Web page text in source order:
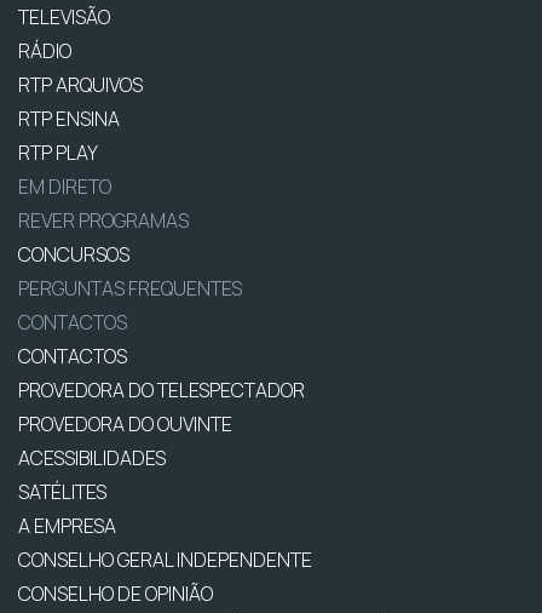
TELEVISÃO
RÁDIO
RTP ARQUIVOS
RTP ENSINA
RTP PLAY
EM DIRETO
REVER PROGRAMAS
CONCURSOS
PERGUNTAS FREQUENTES
CONTACTOS
CONTACTOS
PROVEDORA DO TELESPECTADOR
PROVEDORA DO OUVINTE
ACESSIBILIDADES
SATÉLITES
A EMPRESA
CONSELHO GERAL INDEPENDENTE
CONSELHO DE OPINIÃO